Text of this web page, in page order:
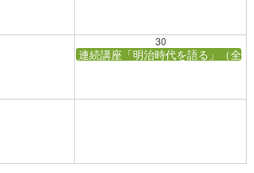
30
連続講座「明治時代を語る」（全5